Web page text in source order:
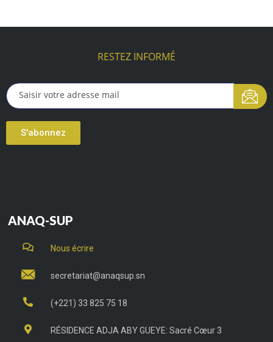
RESTEZ INFORMÉ
S'abonnez
ANAQ-SUP
Nous écrire
secretariat@anaqsup.sn
(+221) 33 825 75 18
RÉSIDENCE ADJA ABY GUEYE: Sacré Cœur 3